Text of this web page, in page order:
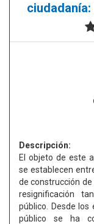
Descripción:
El objeto de este
se establecen
de construcción
resignificación
público. Desde los
público se ha